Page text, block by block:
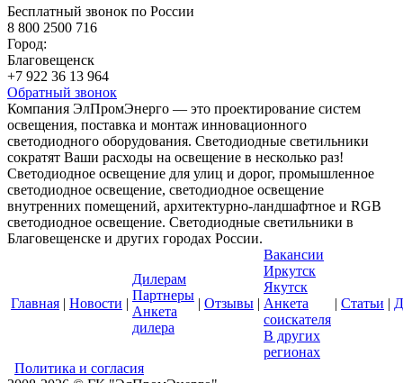
Бесплатный звонок по России
8 800 2500 716
Город:
Благовещенск
+7 922 36 13 964
Обратный звонок
Компания ЭлПромЭнерго — это проектирование систем
освещения, поставка и монтаж инновационного
светодиодного оборудования. Светодиодные светильники
сократят Ваши расходы на освещение в несколько раз!
Светодиодное освещение для улиц и дорог, промышленное
светодиодное освещение, светодиодное освещение
внутренних помещений, архитектурно-ландшафтное и RGB
светодиодное освещение. Светодиодные светильники в
Благовещенске и других городах России.
Главная | Новости |
Дилерам
Партнеры
Анкета
дилера
| Отзывы |
Вакансии
Иркутск
Якутск
Анкета
соискателя
В других
регионах
| Статьи |
Политика и согласия